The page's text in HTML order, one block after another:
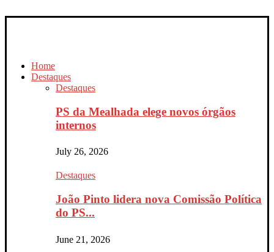
Home
Destaques
Destaques
PS da Mealhada elege novos órgãos
internos
July 26, 2026
Destaques
João Pinto lidera nova Comissão Política
do PS...
June 21, 2026